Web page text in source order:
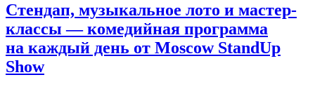
Стендап, музыкальное лото и мастер-
классы — комедийная программа
на каждый день от Moscow StandUp
Show